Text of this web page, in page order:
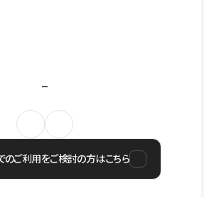
のご利用をご検討の方はこちら